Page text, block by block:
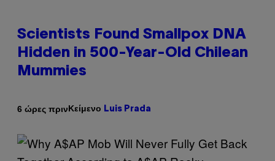
Scientists Found Smallpox DNA
Hidden in 500-Year-Old Chilean
Mummies
6 ώρες πρινΚείμενο Luis Prada